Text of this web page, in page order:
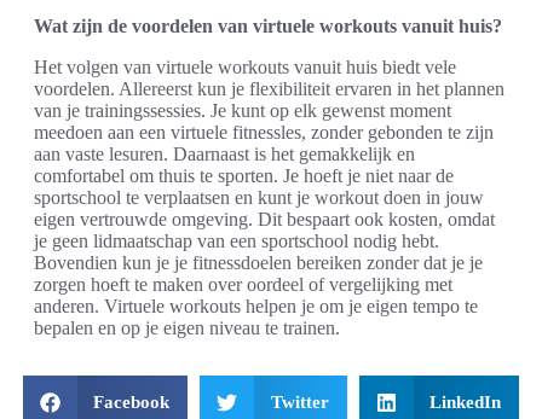
Wat zijn de voordelen van virtuele workouts vanuit huis?
Het volgen van virtuele workouts vanuit huis biedt vele
voordelen. Allereerst kun je flexibiliteit ervaren in het plannen
van je trainingssessies. Je kunt op elk gewenst moment
meedoen aan een virtuele fitnessles, zonder gebonden te zijn
aan vaste lesuren. Daarnaast is het gemakkelijk en
comfortabel om thuis te sporten. Je hoeft je niet naar de
sportschool te verplaatsen en kunt je workout doen in jouw
eigen vertrouwde omgeving. Dit bespaart ook kosten, omdat
je geen lidmaatschap van een sportschool nodig hebt.
Bovendien kun je je fitnessdoelen bereiken zonder dat je je
zorgen hoeft te maken over oordeel of vergelijking met
anderen. Virtuele workouts helpen je om je eigen tempo te
bepalen en op je eigen niveau te trainen.
Facebook Twitter LinkedIn